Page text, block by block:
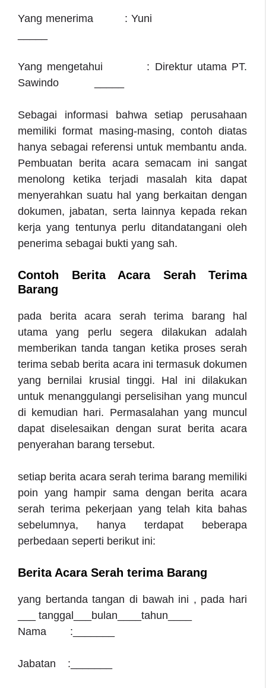
Yang menerima : Yuni
Yang mengetahui : Direktur utama PT.
Sawindo _____
Sebagai informasi bahwa setiap perusahaan
memiliki format masing-masing, contoh diatas
hanya sebagai referensi untuk membantu anda.
Pembuatan berita acara semacam ini sangat
menolong ketika terjadi masalah kita dapat
menyerahkan suatu hal yang berkaitan dengan
dokumen, jabatan, serta lainnya kepada rekan
kerja yang tentunya perlu ditandatangani oleh
penerima sebagai bukti yang sah.
Contoh Berita Acara Serah Terima
Barang
pada berita acara serah terima barang hal
utama yang perlu segera dilakukan adalah
memberikan tanda tangan ketika proses serah
terima sebab berita acara ini termasuk dokumen
yang bernilai krusial tinggi. Hal ini dilakukan
untuk menanggulangi perselisihan yang muncul
di kemudian hari. Permasalahan yang muncul
dapat diselesaikan dengan surat berita acara
penyerahan barang tersebut.
setiap berita acara serah terima barang memiliki
poin yang hampir sama dengan berita acara
serah terima pekerjaan yang telah kita bahas
sebelumnya, hanya terdapat beberapa
perbedaan seperti berikut ini:
Berita Acara Serah terima Barang
yang bertanda tangan di bawah ini , pada hari
___ tanggal___bulan____tahun____
Nama :_______
Jabatan :_______